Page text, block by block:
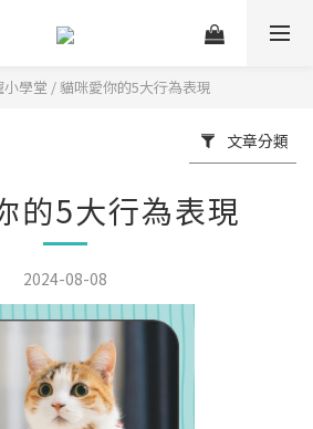
小學堂 /貓咪愛你的5大行為表現
文章分類
的5大行為表現
2024-08-08